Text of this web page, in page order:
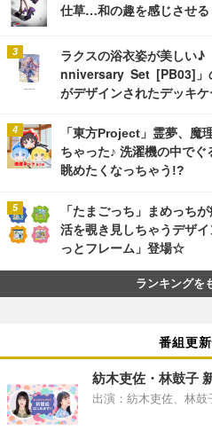
仕草…和の趣を感じさせる
ラクスの浴衣姿が美しい
nniversary Set [PB03]」
がデザインされたデッキ
「東方Project」霊夢、魔
ちゃった♪ 洗濯機の中で
眺めたくなっちゃう!?
「たまごっち」まめっち
活を覗き見しちゃうデザ
っとフレーム」登場☆
ランキングを
番組更
紡木吏佐・林鼓子
出演：紡木吏佐、林鼓